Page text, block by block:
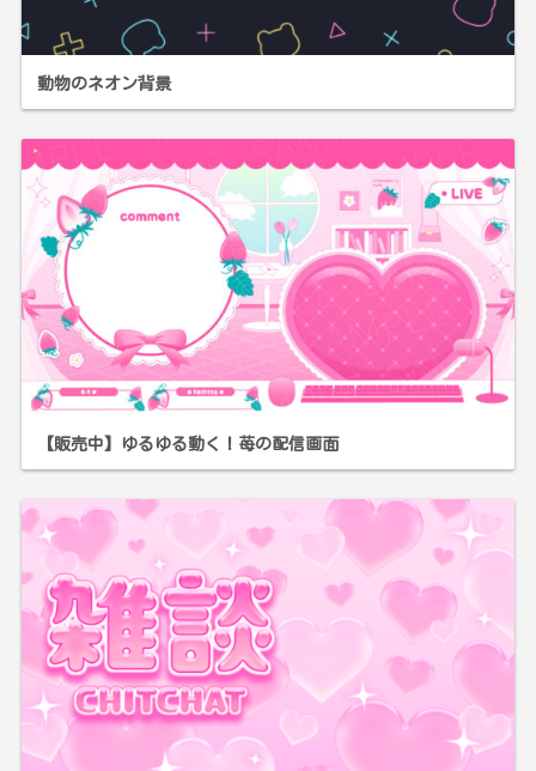
動物のネオン背景
【販売中】ゆるゆる動く！苺の配信画面